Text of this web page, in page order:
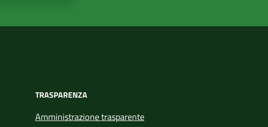
TRASPARENZA
Amministrazione trasparente